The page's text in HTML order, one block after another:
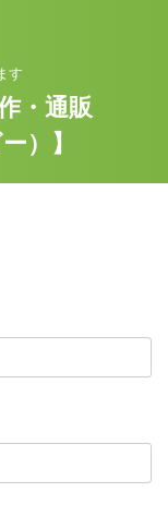
す
・通販
）】